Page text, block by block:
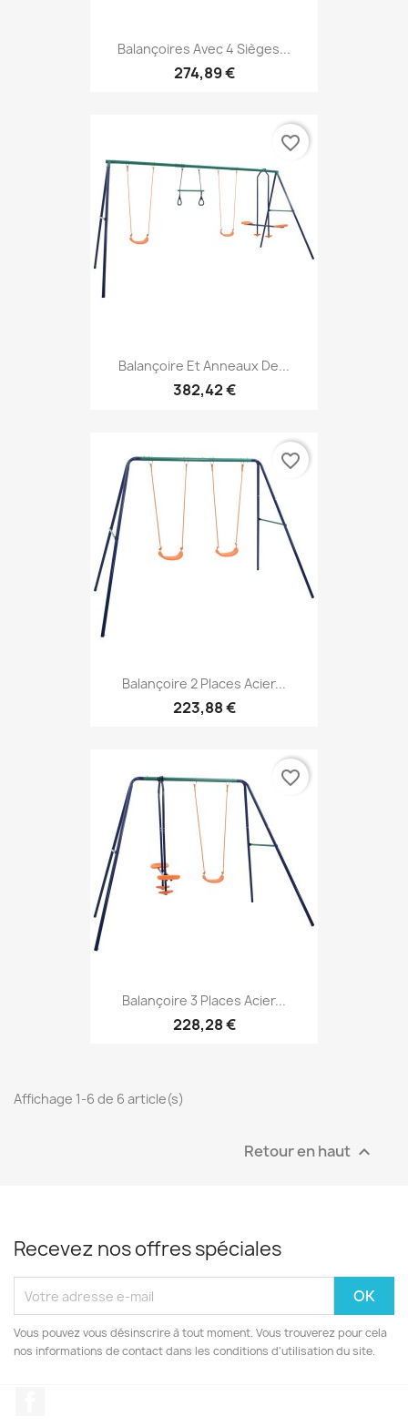
Balançoires Avec 4 Sièges...
274,89 €
Balançoire Et Anneaux De...
382,42 €
favorite_border
Balançoire 2 Places Acier...
223,88 €
favorite_border
Balançoire 3 Places Acier...
228,28 €
favorite_border
Affichage 1-6 de 6 article(s)
Retour en haut 
Recevez nos offres spéciales
Vous pouvez vous désinscrire à tout moment. Vous trouverez pour cela
nos informations de contact dans les conditions d'utilisation du site.